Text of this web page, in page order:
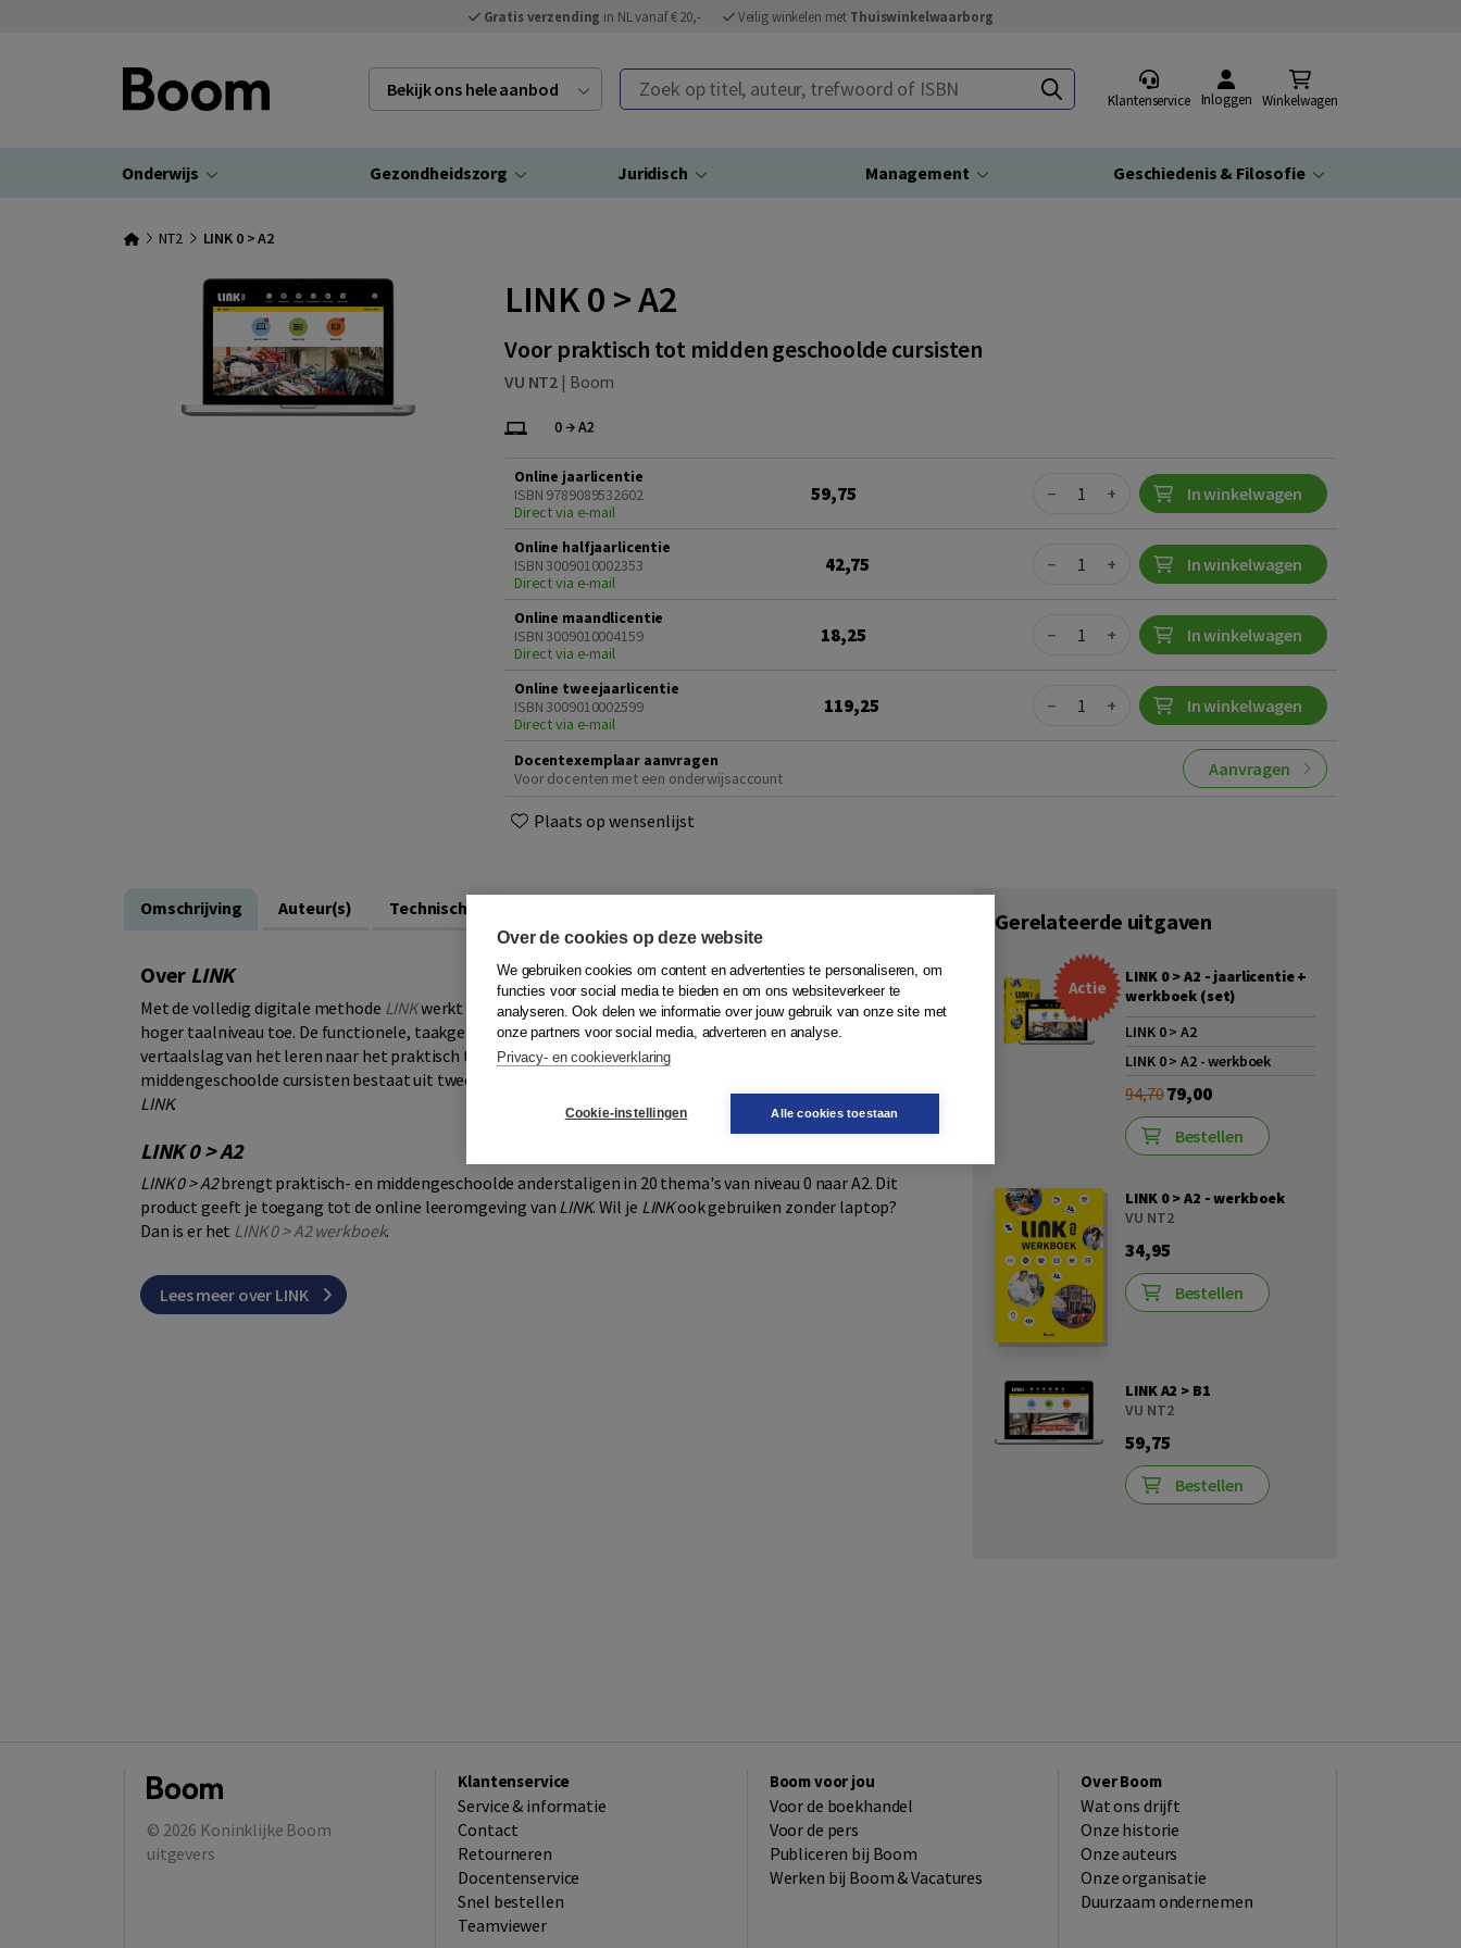
Gratis verzending in NL vanaf € 20,- Veilig winkelen met Thuiswinkelwaarborg
Bekijk ons hele aanbod Zoek op titel, auteur, trefwoord of ISBN
Klantenservice Inloggen Winkelwagen
Onderwijs Gezondheidszorg Juridisch Management Geschiedenis & Filosofie
NT2 LINK 0 > A2
LINK 0 > A2
Voor praktisch tot midden geschoolde cursisten
VU NT2 | Boom
Online jaarlicentie
ISBN 9789089532602
Direct via e-mail
59,75 Quantity
− + In winkelwagen
Online halfjaarlicentie
ISBN 3009010002353
Direct via e-mail
42,75 Quantity
− + In winkelwagen
Online maandlicentie
ISBN 3009010004159
Direct via e-mail
18,25 Quantity
− + In winkelwagen
Online tweejaarlicentie
ISBN 3009010002599
Direct via e-mail
119,25 Quantity
− + In winkelwagen
Docentexemplaar aanvragen
Voor docenten met een onderwijsaccount
Aanvragen
Plaats op wensenlijst
Omschrijving Auteur(s) Technische voorwaarden
Over LINK
Met de volledig digitale methode LINKwerkt de cursist zelfsturend en in een natuurlijke flow naar een
hoger taalniveau toe. De functionele, taakgerichte en herkenbare inhoud van deze methode stimuleert de
vertaalslag van het leren naar het praktisch toepassen van de taal. De leerlijn
middengeschoolde cursisten bestaat uit twee delen: van 0 naar A2 en van A2 naar B1. Lees
LINK.
LINK 0 > A2
LINK 0 > A2brengt praktisch- en middengeschoolde anderstaligen in 20 thema's van niveau 0 naar A2. Dit
product geeft je toegang tot de online leeromgeving van LINK. Wil je LINKook gebruiken zonder laptop?
Dan is er het LINK 0 > A2 werkboek.
Lees meer over LINK
Gerelateerde uitgaven
Actie
LINK 0 > A2 - jaarlicentie +
werkboek (set)
LINK 0 > A2
LINK 0 > A2 - werkboek
94,7079,00
Bestellen
LINK 0 > A2 - werkboek
VU NT2
34,95
Bestellen
LINK A2 > B1
VU NT2
59,75
Bestellen
© 2026 Koninklijke Boom
uitgevers
Klantenservice
Service & informatie
Contact
Retourneren
Docentenservice
Snel bestellen
Teamviewer
Boom voor jou
Voor de boekhandel
Voor de pers
Publiceren bij Boom
Werken bij Boom & Vacatures
Over Boom
Wat ons drijft
Onze historie
Onze auteurs
Onze organisatie
Duurzaam ondernemen
Over de cookies op deze website
We gebruiken cookies om content en advertenties te personaliseren, om
functies voor social media te bieden en om ons websiteverkeer te
analyseren. Ook delen we informatie over jouw gebruik van onze site met
onze partners voor social media, adverteren en analyse.
Privacy- en cookieverklaring
Cookie-instellingen Alle cookies toestaan